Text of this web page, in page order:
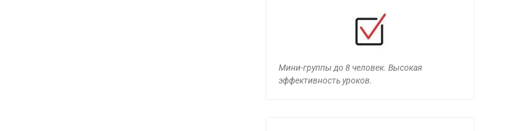
Мини-группы до 8 человек. Высокая
эффективность уроков.